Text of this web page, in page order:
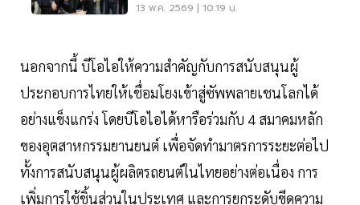
13 พ.ค. 2569 | 10:19 น.
นอกจากนี้ บีโอไอให้ความสำคัญกับการสนับสนุนผู้
ประกอบการไทยให้เชื่อมโยงเข้าสู่ซัพพลายเชนโลกได้
อย่างแข็งแกร่ง โดยบีโอไอได้หารือร่วมกับ 4 สมาคมหลัก
ของอุตสาหกรรมยานยนต์ เพื่อจัดทำมาตรการระยะต่อไป
ทั้งการสนับสนุนผู้ผลิตรถยนต์ในไทยอย่างต่อเนื่อง การ
เพิ่มการใช้ชิ้นส่วนในประเทศ และการยกระดับขีดความ